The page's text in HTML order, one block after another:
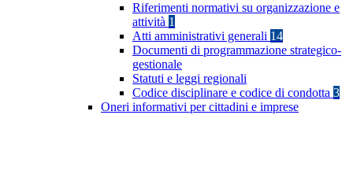
Riferimenti normativi su organizzazione e
attività 1
Atti amministrativi generali 14
Documenti di programmazione strategico-
gestionale
Statuti e leggi regionali
Codice disciplinare e codice di condotta 3
Oneri informativi per cittadini e imprese